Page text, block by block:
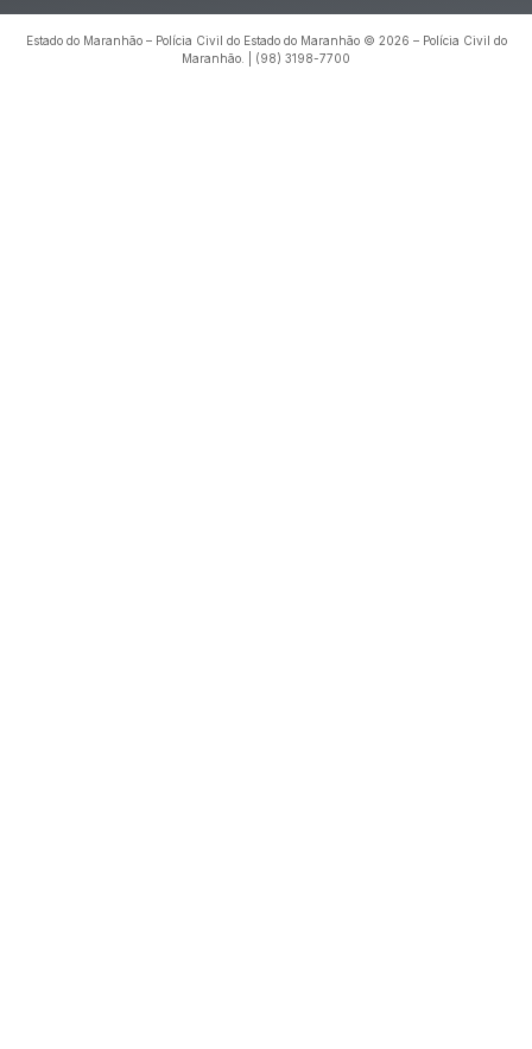
Estado do Maranhão – Polícia Civil do Estado do Maranhão © 2026 – Polícia Civil do
Maranhão. | (98) 3198-7700